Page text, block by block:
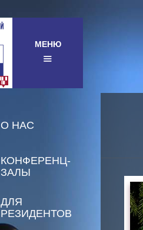
МЕНЮ
О НАС
КОНФЕРЕНЦ-
ЗАЛЫ
ДЛЯ
РЕЗИДЕНТОВ